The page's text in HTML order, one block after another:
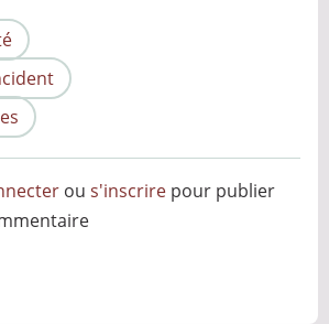
ous'inscrire pour publier